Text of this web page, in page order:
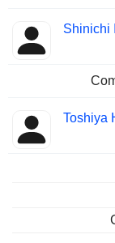
Shinichi
Toshiya